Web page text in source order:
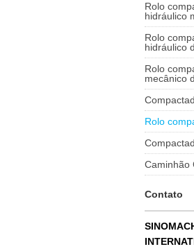
Rolo
hidráulico
Rolo
hidráulico
Rolo
mecânico
Rolo
Caminhão
Contato